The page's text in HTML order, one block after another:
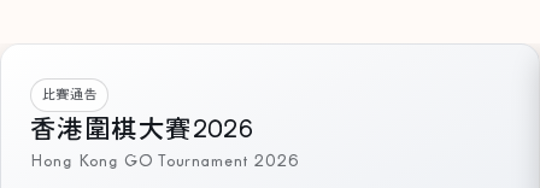
比賽通告
香港圍棋大賽2026
Hong Kong GO Tournament 2026